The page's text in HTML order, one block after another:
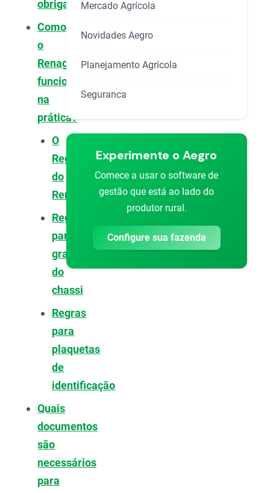
obrigatório?
Como
o
Renagro
funciona
na
prática?
O
Regulamento
do
Renagro
Regras
para
gravação
do
chassi
Regras
para
plaquetas
de
identificação
Quais
documentos
são
necessários
para
Mercado Agrícola
Novidades Aegro
Planejamento Agrícola
Seguranca
Experimente o Aegro
Comece a usar o software de
gestão que está ao lado do
produtor rural.
Configure sua fazenda